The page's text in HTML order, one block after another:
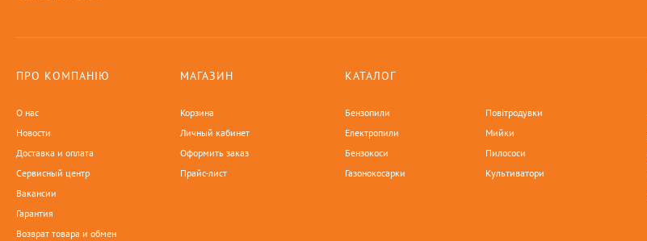
ПРО КОМПАНІЮ
О нас
Новости
Доставка и оплата
Сервисный центр
Вакансии
Гарантия
Возврат товара и обмен
МАГАЗИН
Корзина
Личный кабинет
Оформить заказ
Прайс-лист
КАТАЛОГ
Бензопили
Електропили
Бензокоси
Газонокосарки
Повітродувки
Мийки
Пилососи
Культиватори